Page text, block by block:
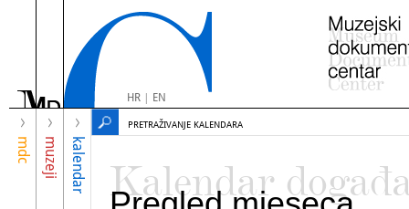
HR| EN
mdc muzeji kalendar
PRETRAŽIVANJE KALENDARA
Kalendar